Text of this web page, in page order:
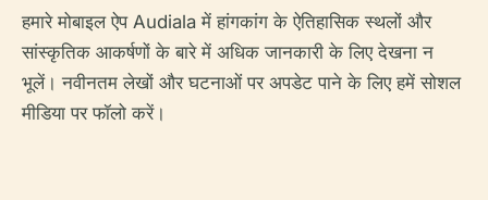
हमारे मोबाइल ऐप Audiala में हांगकांग के ऐतिहासिक स्थलों और
सांस्कृतिक आकर्षणों के बारे में अधिक जानकारी के लिए देखना न
भूलें। नवीनतम लेखों और घटनाओं पर अपडेट पाने के लिए हमें सोशल
मीडिया पर फॉलो करें।